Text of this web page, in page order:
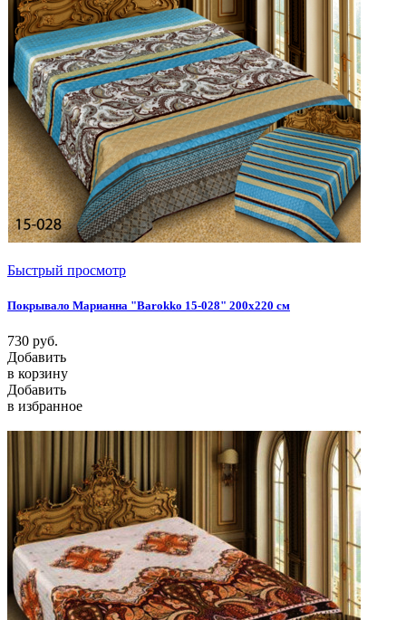
Быстрый просмотр
Покрывало Марианна "Barokko 15-028" 200х220 см
730 руб.
Добавить
в корзину
Добавить
в избранное